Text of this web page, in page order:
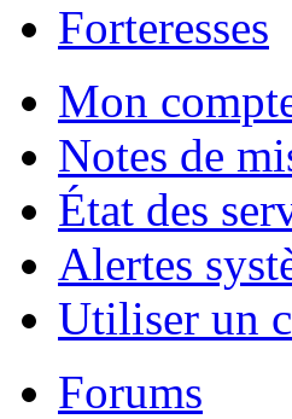
Forteresses
Mon
Notes de
État des
Alertes
Utiliser un
Forums